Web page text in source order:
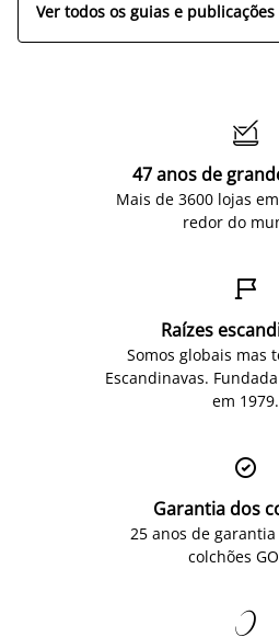
Ver todos os guias e

47 anos de
Mais de 3600 lojas
redor do

Raízes
Somos globais mas
Escandinavas.
em 1979.

Garantia dos
25 anos de
colchões
